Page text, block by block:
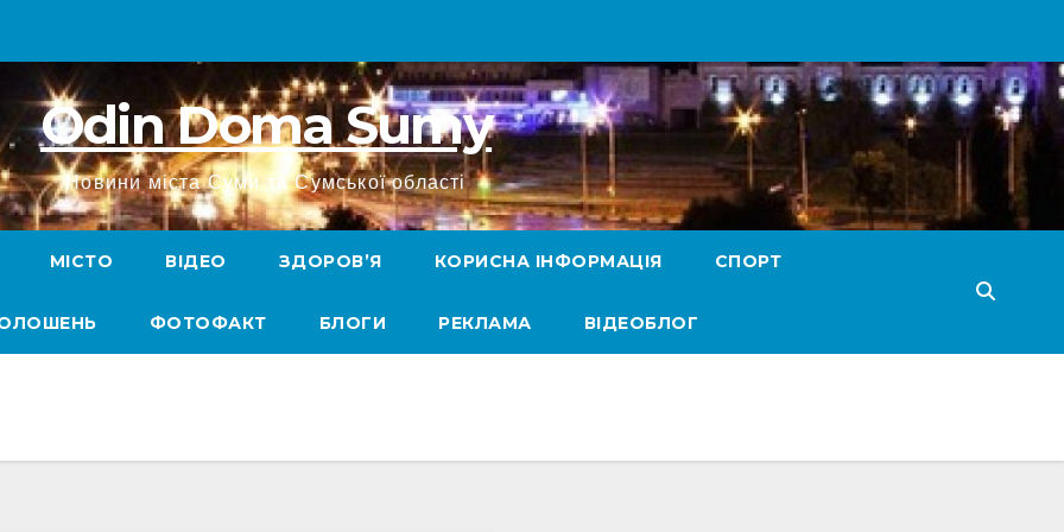
Odin Doma Sumy
Новини міста Суми та Сумської області
МІСТО ВІДЕО ЗДОРОВ’Я КОРИСНА ІНФОРМАЦІЯ СПОРТ
ФОТОФАКТ БЛОГИ РЕКЛАМА ВІДЕОБЛОГ